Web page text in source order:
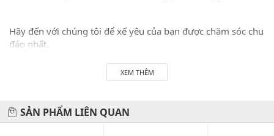
Hãy đến với chúng tôi để xế yêu của bạn được chăm sóc chu
đáo nhất.
#vietparts #ascgroup #phutungotodungxuatxurochatluong
#phugiaoto #phutungoto
-------------------------------------------------------
VIETPARTS - Thương hiệu 20 năm về cung cấp phụ tùng,
XEM THÊM
SẢN PHẨM LIÊN QUAN